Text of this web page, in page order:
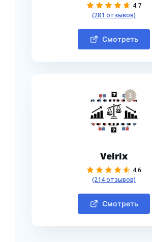
4.7
(281 отзывов)
Смотреть
3
Velrix
4.6
(214 отзывов)
Смотреть